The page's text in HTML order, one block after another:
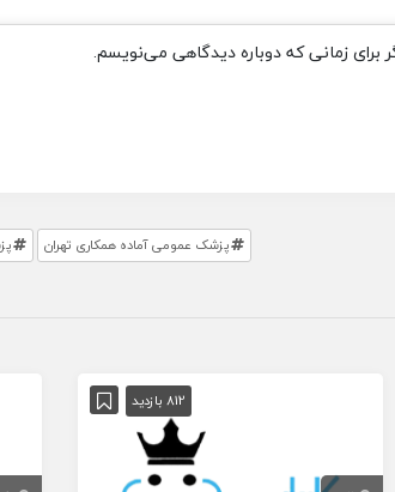
برای زمانی که دوباره دیدگاهی می‌نویسم.
پزشک عمومی آماده همکاری تهران
812 بازدید